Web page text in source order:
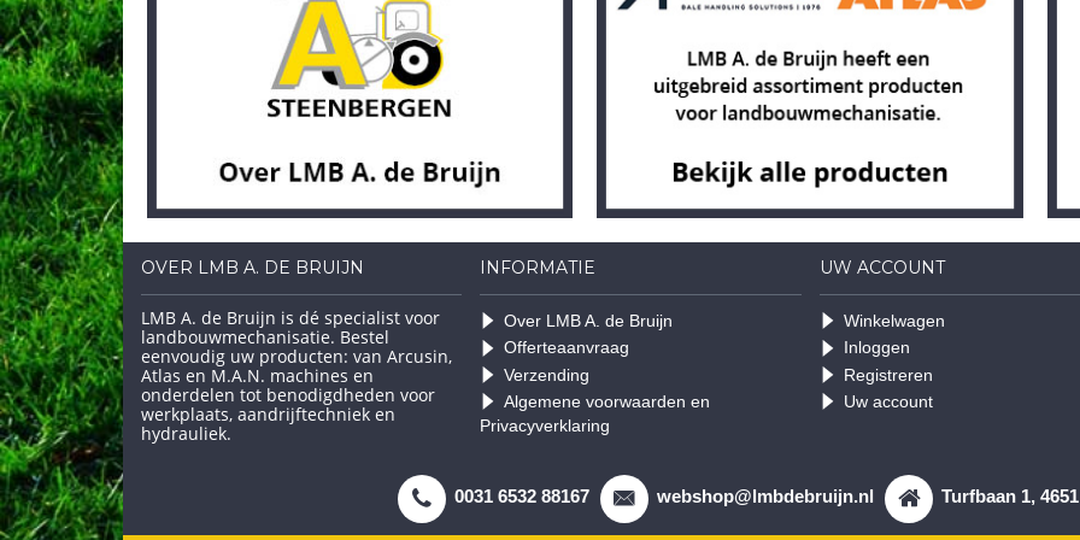
OVER LMB A. DE BRUIJN
LMB A. de Bruijn is dé specialist voor
landbouwmechanisatie. Bestel
eenvoudig uw producten: van Arcusin,
Atlas en M.A.N. machines en
onderdelen tot benodigdheden voor
werkplaats, aandrijftechniek en
hydrauliek.
INFORMATIE
Over LMB A. de Bruijn
Offerteaanvraag
Verzending
Algemene voorwaarden en
Privacyverklaring
UW ACCOUNT
Winkelwagen
Inloggen
Registreren
Uw account
0031 6532 88167 webshop@lmbdebruijn.nl Turfbaan 1,